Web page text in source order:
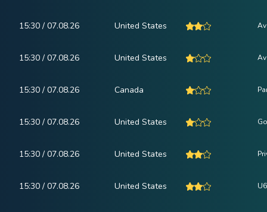
15:30 / 07.08.26 United States
15:30 / 07.08.26 United States
15:30 / 07.08.26 Canada
15:30 / 07.08.26 United States
15:30 / 07.08.26 United States
15:30 / 07.08.26 United States